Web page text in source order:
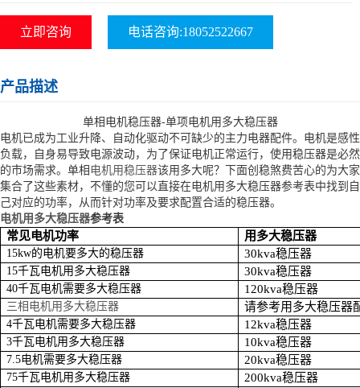
立即咨询 电话咨询:18052522667
产品描述
单相电机稳压器-单项电机用多大稳压器
电机已成为工业升降、自动化驱动不可缺少的主力电器配件。电机是感性
负载，自身易导致电源波动，为了保证电机正常运行，使用稳压器是必然
的市场需求。单相 电机用稳压器该用多大呢？下面创稳煞费苦心的为大家
集合了这些素材，不懂的您可以直接在电机用多大稳压器参考表中找到自
己对应的功率，从而针对功率及要求配置合适的稳压器。
电机用多大稳压器参考表
常见电机功率 用多大稳压器
15kw的电机要多大的稳压器 30kva稳压器
15千瓦电机用多大稳压器 30kva稳压器
40千瓦电机需要多大稳压器 120kva稳压器
三相电机用多大稳压器 请参考用多大稳压器
4千瓦电机需要多大稳压器 12kva稳压器
3千瓦电机用多大稳压器 10kva稳压器
7.5电机需要多大稳压器 20kva稳压器
75千瓦电机用多大稳压器 200kva稳压器